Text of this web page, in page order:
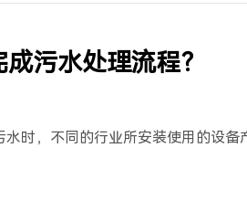
污水处理流程？
水时，不同的行业所安装使用的设